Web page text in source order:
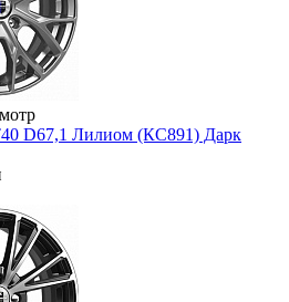
D67,1 Лилиом (КС891) Дарк